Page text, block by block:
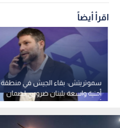
اقرأ أيضاً
سموتريتش: بقاء الجيش في منطقة
أمنية واسعة بلبنان ضروري لضمان
أمن الشمال